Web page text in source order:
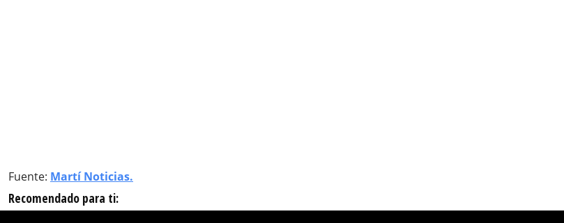
Fuente: Martí Noticias.
Recomendado para ti: